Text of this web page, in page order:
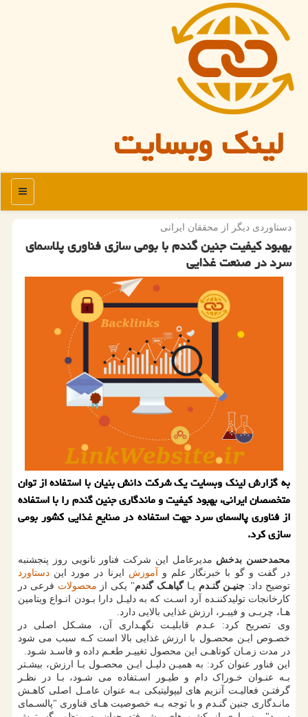
لینک وبسایت
منو
دستاوردی دیگر از محققان ایرانی
بهبود کیفیت جنین گندم با بومی سازی فناوری پلاسمای
سرد در صنعت غذایی
به گزارش لینک وبسایت یک شرکت دانش بنیان با استفاده از توان
متخصصان ایرانی، بهبود کیفیت و ماندگاری جنین گندم را با استفاده
از فناوری پالسمای سرد جهت استفاده در صنایع غذایی کشور بومی
سازی کرد.
محمدحسن بدخش مدیرعامل این شرکت فناور نانویی روز پنجشنبه
در گفت و گو با خبرنگار علم و
آموزش ایرنا در مورد این دستاورد
توضیح داد: جنیـن گنـدم یـاگیاهـک گندم" یکی از محصولات فرعی در
کارخانجات تولیدکننـده آرد اسـت که به دلیـل دارا بـودن انـواع ویتامین
هـا، چربـی و فیبـر، ارزش غذایی بالایی دارد.
وی تصریح کرد: عـدم قابلیـت نگهـداری آن، مشـکل اصلی در
خصـوص ایـن محصـول با ارزش غذایی بالا است کـه سبب می شود
در مدت زمـان کوتاهـی این محصول تغییـر طعـم داده و فاسـد شـود.
این فناور عنوان کرد: به همیـن دلیـل ایـن محصـول بـا ارزش، بیشـتر
بـه عنـوان خـوراک دام و طیـور اسـتفاده می شـود، بـا در نظـر
گرفتـن فعالیـت آنزیم های لیپولیتیکی بـه عنوان عامـل اصلی کاهـش
مانـدگاری جنین گنـدم و با توجه بـه خصوصیت هـای فناوری "پالسـمای